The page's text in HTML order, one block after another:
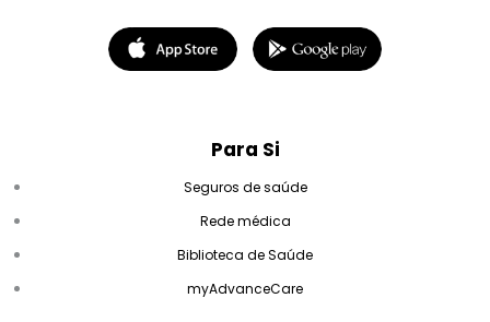
Para Si
Seguros de saúde
Rede médica
Biblioteca de Saúde
myAdvanceCare